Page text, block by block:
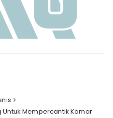
Mempercantik Kamar